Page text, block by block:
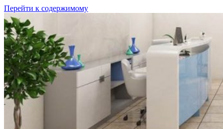
Перейти к содержимому